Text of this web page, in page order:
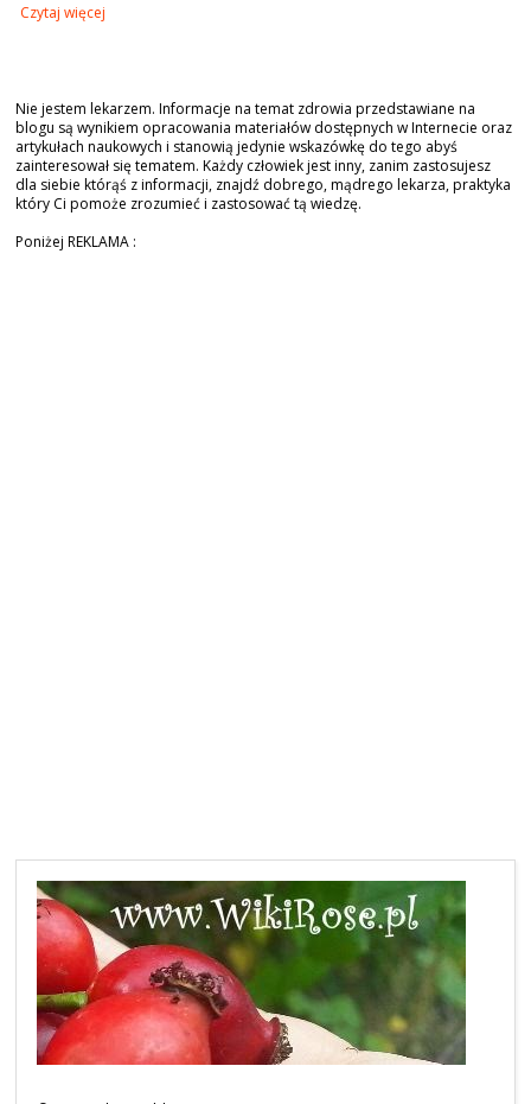
Czytaj więcej
Nie jestem lekarzem. Informacje na temat zdrowia przedstawiane na
blogu są wynikiem opracowania materiałów dostępnych w Internecie oraz
artykułach naukowych i stanowią jedynie wskazówkę do tego abyś
zainteresował się tematem. Każdy człowiek jest inny, zanim zastosujesz
dla siebie którąś z informacji, znajdź dobrego, mądrego lekarza, praktyka
który Ci pomoże zrozumieć i zastosować tą wiedzę.
Poniżej REKLAMA :